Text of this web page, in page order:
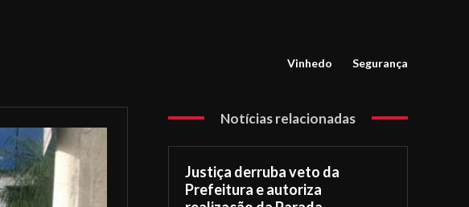
Vinhedo Segurança
Notícias relacionadas
Justiça derruba veto da
Prefeitura e autoriza